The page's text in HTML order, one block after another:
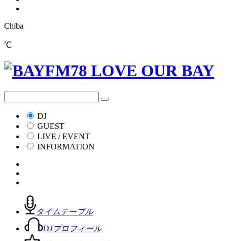
Chiba
℃
DJ
GUEST
LIVE / EVENT
INFORMATION
タイムテーブル
DJプロフィール